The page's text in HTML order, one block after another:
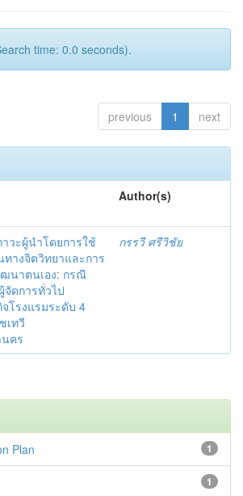
time: 0.0 seconds).
previous 1 next
Author(s)
วะผู้นำโดยการใช้
ทางจิตวิทยาและการ
นาตนเอง: กรณี
ดการทั่วไป
โรงแรมระดับ 4
เทวี
นคร
กรรวี ศรีวิชัย
1
Plan
1